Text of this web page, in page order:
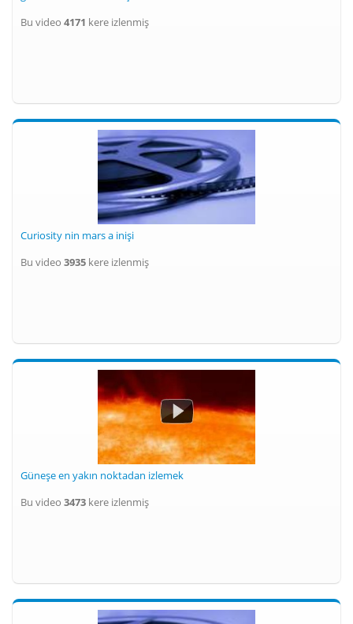
Bu video 4171 kere izlenmiş
Curiosity nin mars a inişi
Bu video 3935 kere izlenmiş
Güneşe en yakın noktadan izlemek
Bu video 3473 kere izlenmiş